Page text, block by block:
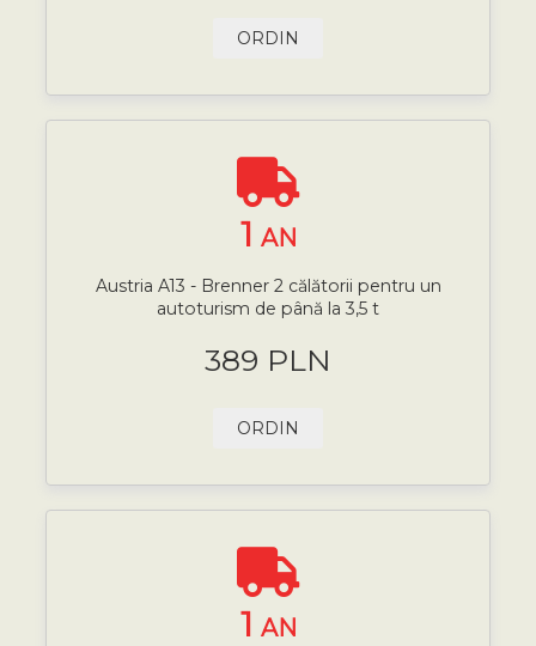
ORDIN
1 AN
Austria A13 - Brenner 2 călătorii pentru un
autoturism de până la 3,5 t
389 PLN
ORDIN
1 AN